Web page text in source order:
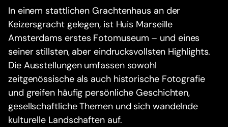
In einem stattlichen Grachtenhaus an der
Keizersgracht gelegen, ist Huis Marseille
Amsterdams erstes Fotomuseum – und eines
seiner stillsten, aber eindrucksvollsten Highlights.
Die Ausstellungen umfassen sowohl
zeitgenössische als auch historische Fotografie
und greifen häufig persönliche Geschichten,
gesellschaftliche Themen und sich wandelnde
kulturelle Landschaften auf.